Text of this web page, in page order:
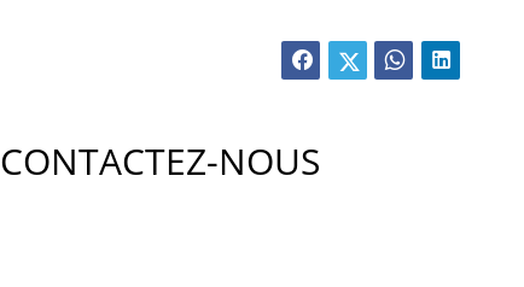
CONTACTEZ-NOUS